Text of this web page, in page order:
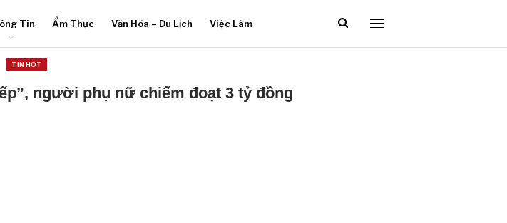
Tin Ẩm Thực Văn Hóa – Du Lịch Việc Làm
TIN HOT
người phụ nữ chiếm đoạt 3 tỷ đồng